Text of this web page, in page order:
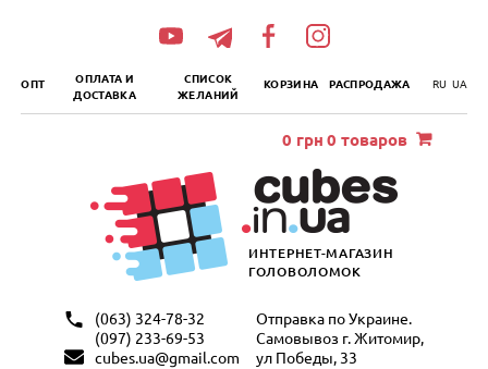
ОПТ
ОПЛАТА И
ДОСТАВКА
СПИСОК
ЖЕЛАНИЙ
КОРЗИНА РАСПРОДАЖА RU UA
ИНТЕРНЕТ-МАГАЗИН
ГОЛОВОЛОМОК
(063) 324-78-32
(097) 233-69-53
cubes.ua@gmail.com
Отправка по Украине.
Самовывоз г. Житомир,
ул Победы, 33
0 грн 0 товаров